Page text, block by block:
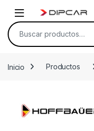
Buscar por:
Inicio Productos